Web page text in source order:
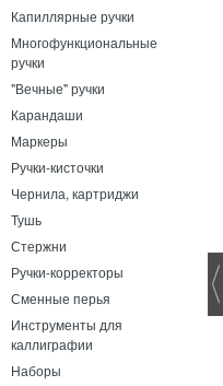
Капиллярные ручки
Многофункциональные
ручки
"Вечные" ручки
Карандаши
Маркеры
Ручки-кисточки
Чернила, картриджи
Тушь
Стержни
Ручки-корректоры
Сменные перья
Инструменты для
каллиграфии
Наборы